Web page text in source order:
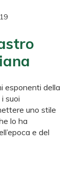
esponenti della
suoi
uno stile
lo ha
e del